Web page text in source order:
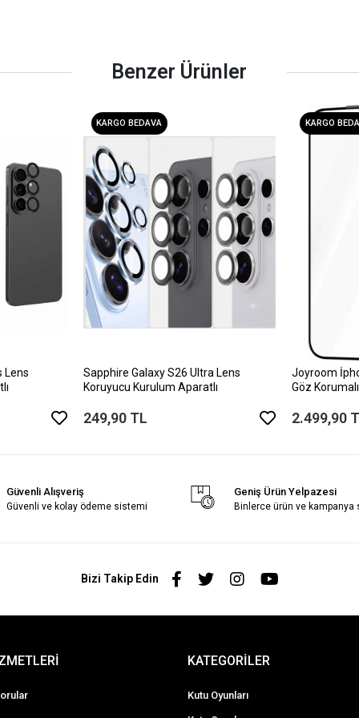
Benzer Ürünler
Lens
KARGO BEDAVA
Sapphire Galaxy S26 Ultra Lens
Koruyucu Kurulum Aparatlı
249,90 TL
KARGO
Joyroom
Göz
2.499,90
Güvenli Alışveriş
Güvenli ve kolay ödeme sistemi
Geniş Ürün Yelpazesi
Binlerce ürün ve kampanya
Bizi Takip Edin
KATEGORİLER
Kutu Oyunları